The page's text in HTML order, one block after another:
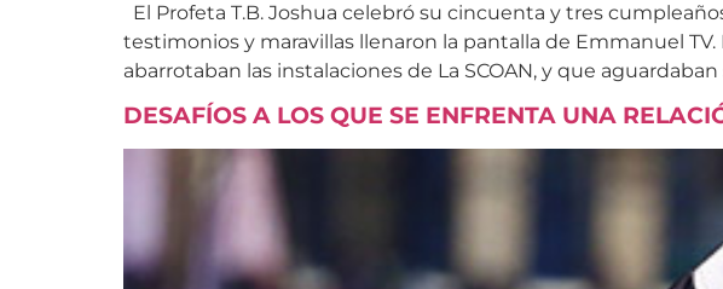
El Profeta T.B. Joshua celebró su cincuenta y tres
testimonios y maravillas llenaron la pantalla de Emmanuel
abarrotaban las instalaciones de La SCOAN, y que aguardaban
DESAFÍOS A LOS QUE SE ENFRENTA UNA